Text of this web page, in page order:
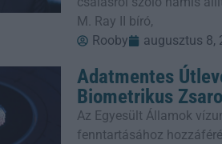
M. Ray II bíró,
Rooby
augusztus 8,
Adatmentes
Biometrikus
Az Egyesült Államok
fenntartásához